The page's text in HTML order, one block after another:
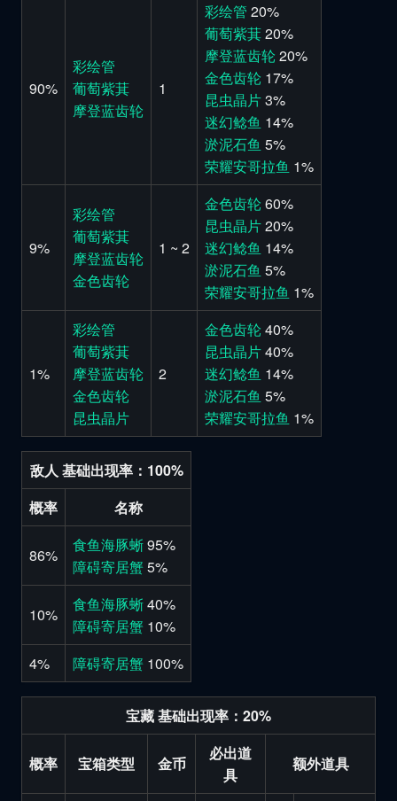
90%
彩绘管
葡萄紫萁
摩登蓝齿轮
1
彩绘管 20%
葡萄紫萁20%
摩登蓝齿轮 20%
金色齿轮 17%
昆虫晶片3%
迷幻鲶鱼 14%
淤泥石鱼 5%
荣耀安哥拉鱼 1%
9%
彩绘管
葡萄紫萁
摩登蓝齿轮
金色齿轮
1 ~ 2
金色齿轮 60%
昆虫晶片20%
迷幻鲶鱼 14%
淤泥石鱼 5%
荣耀安哥拉鱼 1%
1%
彩绘管
葡萄紫萁
摩登蓝齿轮
金色齿轮
昆虫晶片
2
金色齿轮 40%
昆虫晶片40%
迷幻鲶鱼 14%
淤泥石鱼 5%
荣耀安哥拉鱼 1%
敌人 基础出现率：100%
概率
名称
86%
食鱼海豚蜥95%
障碍寄居蟹5%
10%
食鱼海豚蜥40%
障碍寄居蟹 10%
4%
障碍寄居蟹 100%
宝藏 基础出现率：20%
概率 宝箱类型 金币
必出道
具
额外道具